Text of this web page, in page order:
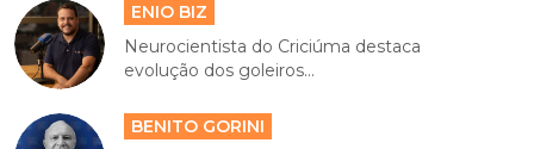
ENIO BIZ
Neurocientista do Criciúma destaca
evolução dos goleiros...
BENITO GORINI